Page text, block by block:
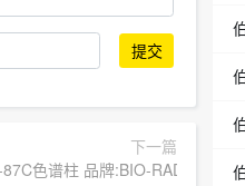
提交
下一篇
色谱柱 品牌:BIO-RAD伯乐